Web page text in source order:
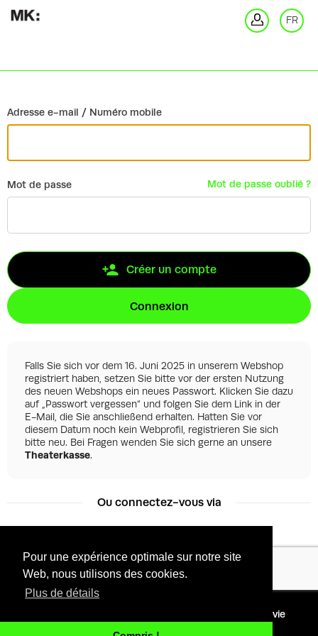
Pour une expérience optimale sur notre site
Web, nous utilisons des cookies.
Plus de détails
FR
Adresse e-mail / Numéro mobile
Mot de passe Mot de passe oublié ?
Créer un compte
Connexion
Falls Sie sich vor dem 16. Juni 2025 in unserem Webshop
registriert haben, setzen Sie bitte vor der ersten Nutzung
des neuen Webshops ein neues Passwort. Klicken Sie dazu
auf „Passwort vergessen“ und folgen Sie dem Link in der
E-Mail, die Sie anschließend erhalten. Hatten Sie vor
diesem Datum noch kein Webprofil, registrieren Sie sich
bitte neu. Bei Fragen wenden Sie sich gerne an unsere
Theaterkasse.
Ou connectez-vous via
Facebook
Tixly
Protection de la vie